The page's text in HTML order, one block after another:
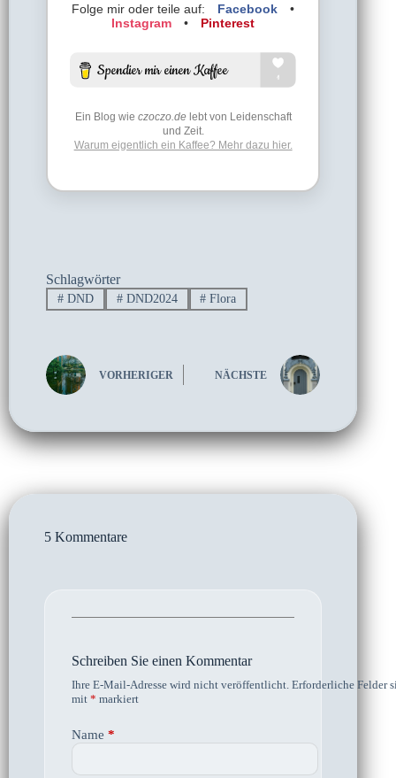
Folge mir oder teile auf: Facebook
•
Instagram
• Pinterest
Ein Blog wie czoczo.delebt von Leidenschaft
und Zeit.
Warum eigentlich ein Kaffee? Mehr dazu hier.
Schlagwörter
#DND #DND2024 # Flora
VORHERIGER NÄCHSTE
5 Kommentare
Schreiben Sie einen Kommentar
Ihre E-Mail-Adresse wird nicht veröffentlicht. Erforderliche Felder
mit * markiert
Name *